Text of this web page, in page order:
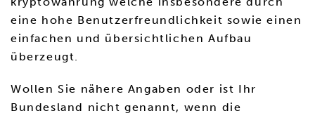
eine hohe Benutzerfreundlichkeit sowie einen
einfachen und übersichtlichen Aufbau
überzeugt.
Wollen Sie nähere Angaben oder ist Ihr
Bundesland nicht genannt, wenn die